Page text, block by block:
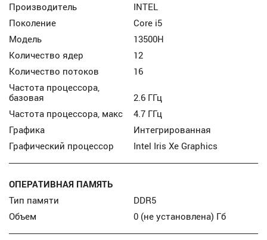
Производитель
INTEL
Поколение
Core i5
Модель
13500H
Количество ядер
12
Количество потоков
16
Частота процессора,
базовая
2.6 ГГц
Частота процессора, макс
4.7 ГГц
Графика
Интегрированная
Графический процессор
Intel Iris Xe Graphics
ОПЕРАТИВНАЯ ПАМЯТЬ
Тип памяти
DDR5
Объем
0 (не установлена) Гб